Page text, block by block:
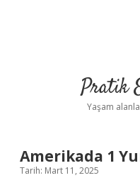
Pratik
Yaşam
Amerikada 1
Tarih: Mart 11, 2025